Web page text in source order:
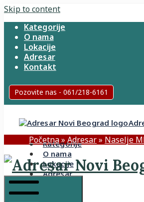
Skip to content
Kategorije
O nama
Lokacije
Adresar
Kontakt
Pozovite nas - 061/218-6161
Kategorije
O nama
Lokacije
Adresar
Početna» Adresar» Naselje